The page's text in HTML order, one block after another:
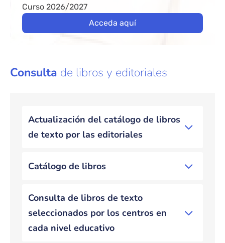
Curso 2026/2027
Acceda aquí
Consulta de libros y editoriales
Actualización del catálogo de libros
de texto por las editoriales
Catálogo de libros
Consulta de libros de texto
seleccionados por los centros en
cada nivel educativo